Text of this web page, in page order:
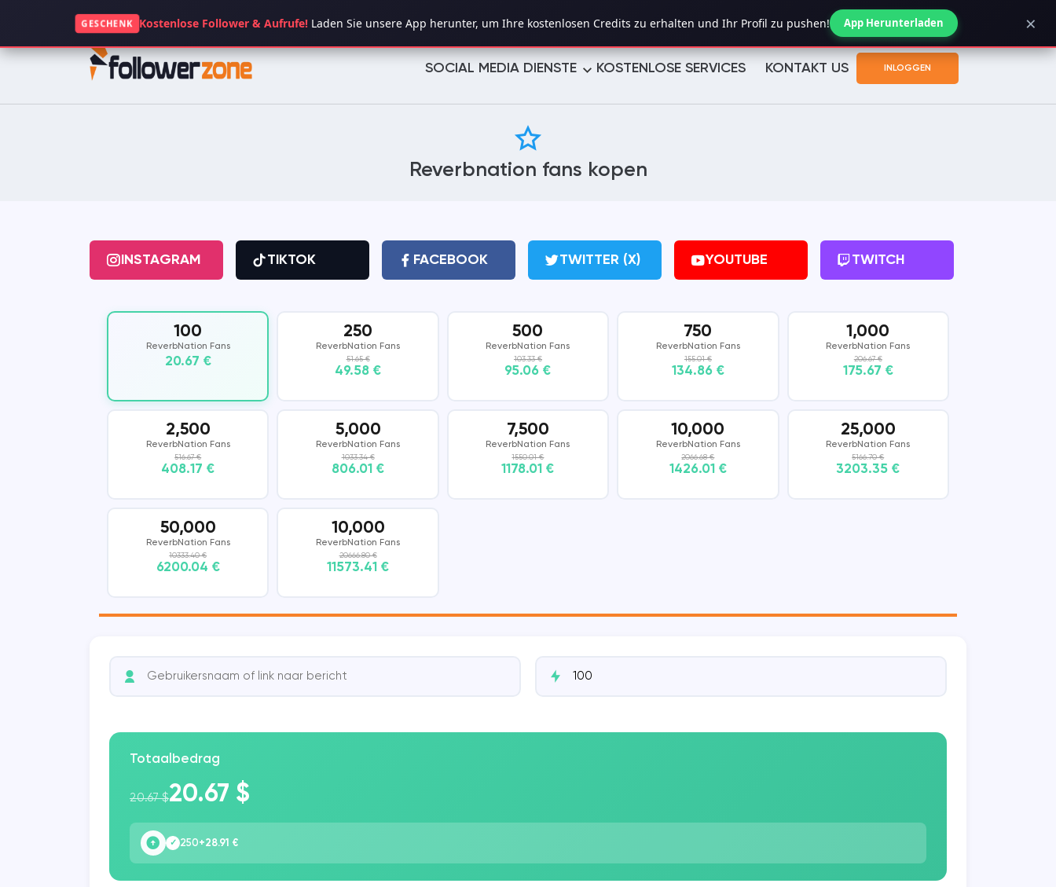
GESCHENK Kostenlose Follower & Aufrufe!Laden Sie unsere App herunter, um Ihre kostenlosen Credits zu erhalten und Ihr Profil zu pushen! App Herunterladen ×
+49 1521 5117063 Bestelstatus controleren
SOCIAL MEDIA DIENSTE
TELEGRAM LINKEDIN
GOOGLE APP STORE PINTEREST LIKEE
DAILYMOTION REVERBNATION MIXCLOUD
KOSTENLOSE SERVICES KONTAKT US INLOGGEN
Reverbnation fans kopen
INSTAGRAM TIKTOK FACEBOOK TWITTER (X) YOUTUBE TWITCH
100
ReverbNation Fans
20.67 €
250
ReverbNation Fans
51.65 €
49.58 €
500
ReverbNation Fans
103.33 €
95.06 €
750
ReverbNation Fans
155.01 €
134.86 €
1,000
ReverbNation Fans
206.67 €
175.67 €
2,500
ReverbNation Fans
516.67 €
408.17 €
5,000
ReverbNation Fans
1033.34 €
806.01 €
7,500
ReverbNation Fans
1550.01 €
1178.01 €
10,000
ReverbNation Fans
2066.68 €
1426.01 €
25,000
ReverbNation Fans
5166.70 €
3203.35 €
50,000
ReverbNation Fans
10333.40 €
6200.04 €
10,000
ReverbNation Fans
20666.80 €
11573.41 €
Totaalbedrag
20.67 $20.67 $
✓ 250+28.91 €